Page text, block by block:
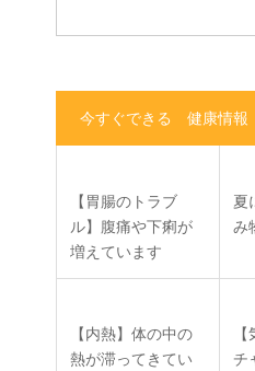
今すぐできる 健康情報
【胃腸のトラブ
ル】腹痛や下痢が
増えています
夏
み
【内熱】体の中の
熱が滞ってきてい
チ